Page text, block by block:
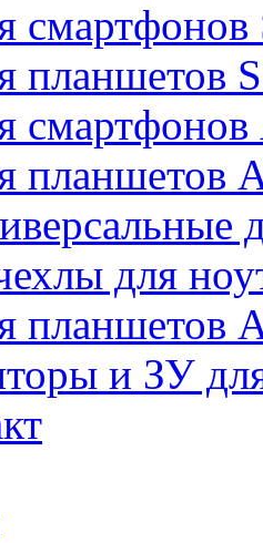
смартфонов
планшетов
планшетов
для
планшетов
и ЗУ